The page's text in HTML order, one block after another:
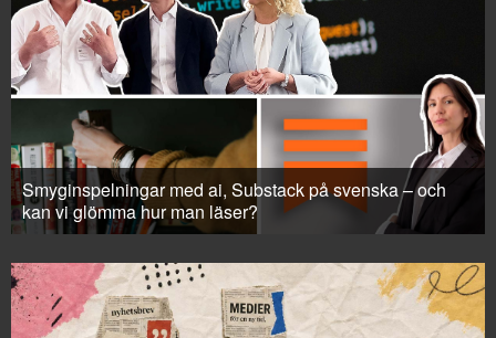
Smyginspelningar med ai, Substack på svenska – och
kan vi glömma hur man läser?